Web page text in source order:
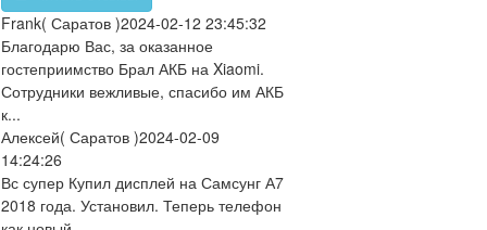
Frank( Саратов )2024-02-12 23:45:32
Благодарю Вас, за оказанное
гостеприимство Брал АКБ на Xiaomi.
Сотрудники вежливые, спасибо им АКБ
к...
Алексей( Саратов )2024-02-09
14:24:26
Вс супер Купил дисплей на Самсунг А7
2018 года. Установил. Теперь телефон